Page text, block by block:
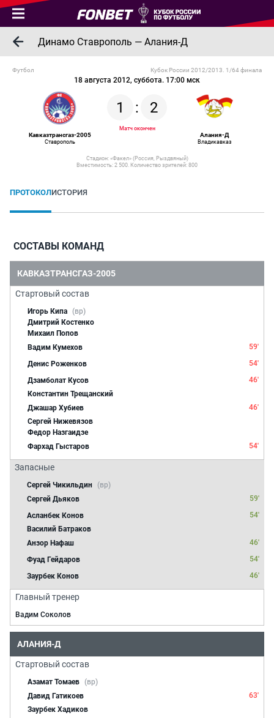
Динамо Ставрополь — Алания-Д
Футбол
18 августа 2012, суббота. 17:00 мск
Кубок России 2012/2013. 1/64 финала
Кавказтрансгаз-2005
Ставрополь
1 : 2
Матч окончен
Алания-Д
Владикавказ
Стадион: «Факел» (Россия, Рыздвяный)
Вместимость: 2 500. Количество зрителей: 800
ПРОТОКОЛИСТОРИЯ
СОСТАВЫ КОМАНД
КАВКАЗТРАНСГАЗ-2005
Стартовый состав
Игорь Кипа (вр)
Дмитрий Костенко
Михаил Попов
Вадим Кумехов
59'
Денис Роженков
54'
Дзамболат Кусов
46'
Константин Трещанский
Джашар Хубиев
46'
Сергей Нижевязов
Федор Назгаидзе
Фархад Гыстаров
54'
Запасные
Сергей Чикильдин
(вр)
Сергей Дьяков
59'
Асланбек Конов
54'
Василий Батраков
Анзор Нафаш
46'
Фуад Гейдаров
54'
Заурбек Конов
46'
Главный тренер
Вадим Соколов
АЛАНИЯ-Д
Стартовый состав
Азамат Томаев (вр)
Давид Гатикоев
63'
Заурбек Хадиков